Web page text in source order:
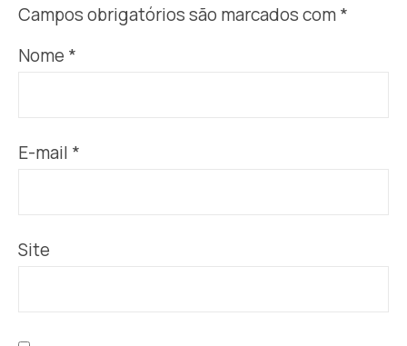
Campos obrigatórios são marcados com*
Nome *
E-mail *
Site